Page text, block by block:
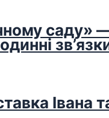
саду»
Івана